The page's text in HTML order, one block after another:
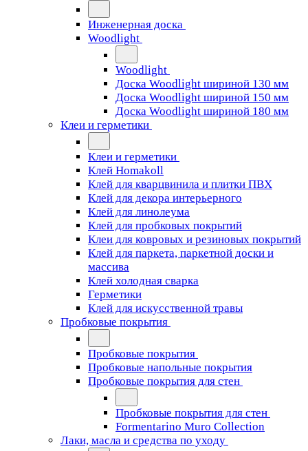
Инженерная доска
Woodlight
Woodlight
Доска Woodlight шириной 130 мм
Доска Woodlight шириной 150 мм
Доска Woodlight шириной 180 мм
Клеи и герметики
Клеи и герметики
Клей Homakoll
Клей для кварцвинила и плитки ПВХ
Клей для декора интерьерного
Клей для линолеума
Клей для пробковых покрытий
Клеи для ковровых и резиновых покрытий
Клей для паркета, паркетной доски и
массива
Клей холодная сварка
Герметики
Клей для искусственной травы
Пробковые покрытия
Пробковые покрытия
Пробковые напольные покрытия
Пробковые покрытия для стен
Пробковые покрытия для стен
Formentarino Muro Collection
Лаки, масла и средства по уходу